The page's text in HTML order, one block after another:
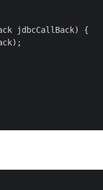
jdbcCallBack) {